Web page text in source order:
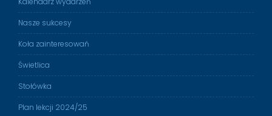
Nasze sukcesy
Koła zainteresowań
Świetlica
Stołówka
Plan lekcji 2024/25